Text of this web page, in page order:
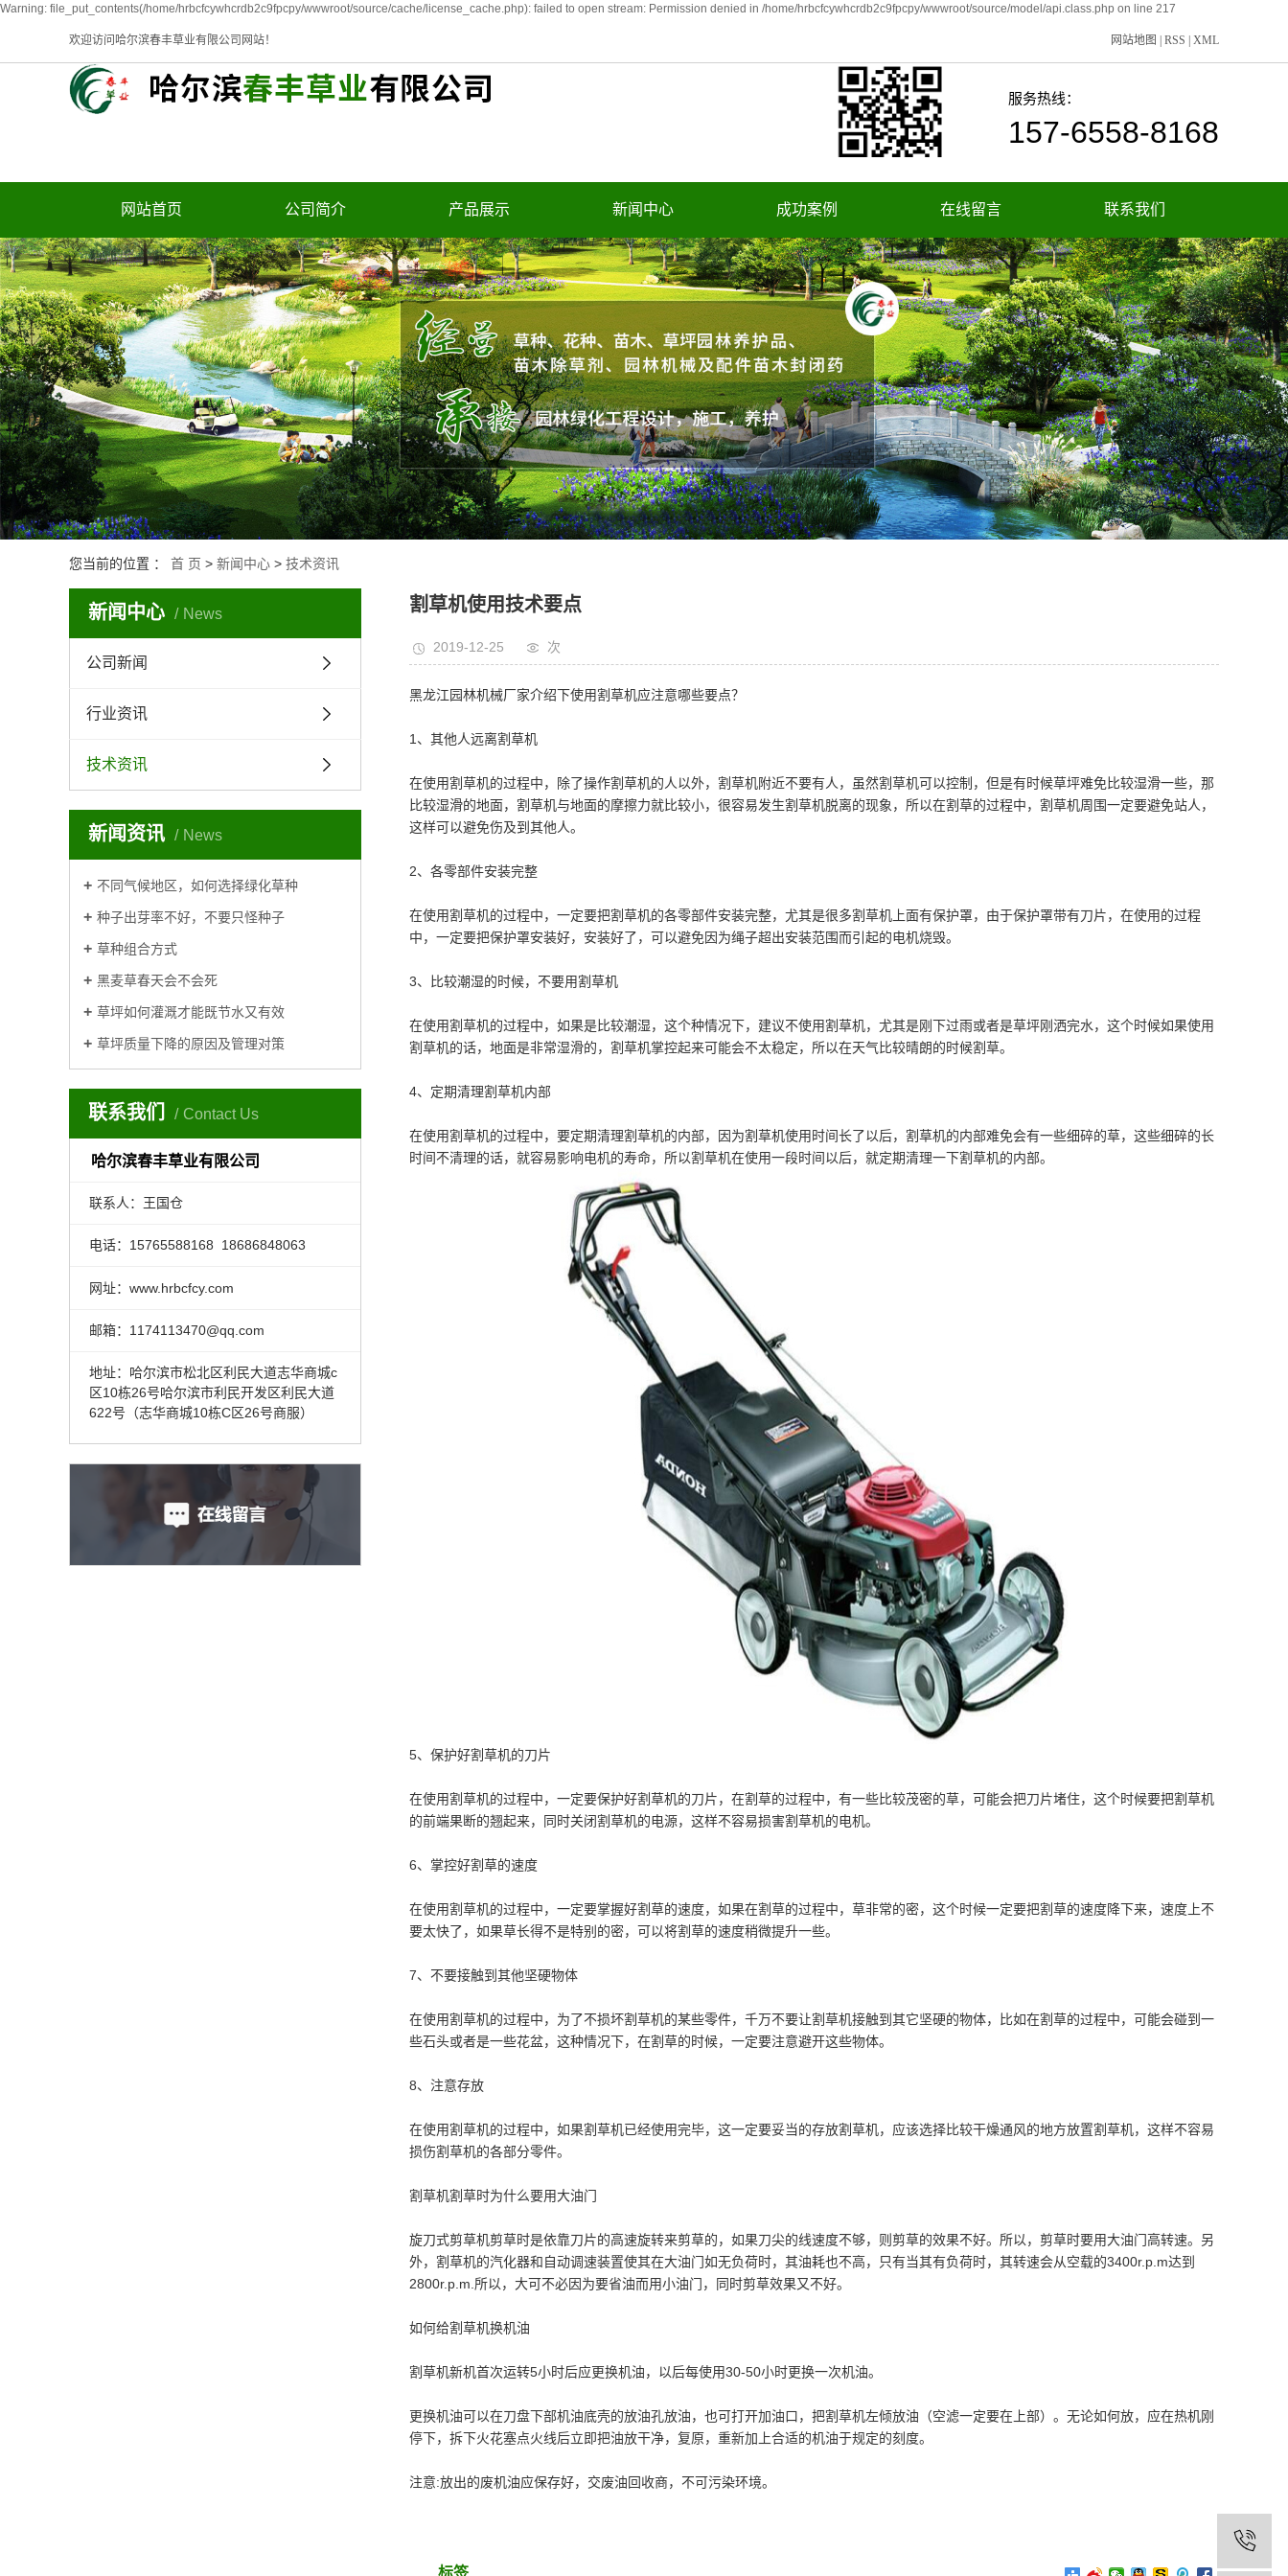
Warning: file_put_contents(/home/hrbcfcywhcrdb2c9fpcpy/wwwroot/source/cache/license_cache.php): failed to open stream: Permission denied in /home/hrbcfcywhcrdb2c9fpcpy/wwwroot/source/model/api.class.php on line 217
欢迎访问哈尔滨春丰草业有限公司网站！ 网站地图 RSS XML
服务热线：
157-6558-8168
网站首页 公司简介
公司简介
产品展示
草种
吹风机
打药机
割草机
灌溉机
绿篱机
配件
水泵
新闻中心
公司新闻
行业资讯
技术资讯
成功案例
案例展示
在线留言 联系我们
您当前的位置 ： 首 页 > 新闻中心 > 技术资讯
新闻中心 News
公司新闻
行业资讯
技术资讯
新闻资讯 News
不同气候地区，如何选择绿化草种
种子出芽率不好，不要只怪种子
草种组合方式
黑麦草春天会不会死
草坪如何灌溉才能既节水又有效
草坪质量下降的原因及管理对策
联系我们 Contact Us
哈尔滨春丰草业有限公司
联系人：王国仓
电话：15765588168 18686848063
网址：www.hrbcfcy.com
邮箱：1174113470@qq.com
地址：哈尔滨市松北区利民大道志华商城c
区10栋26号哈尔滨市利民开发区利民大道
622号（志华商城10栋C区26号商服）
割草机使用技术要点
2019-12-25 次
黑龙江园林机械厂家介绍下使用割草机应注意哪些要点？
1、其他人远离割草机
在使用割草机的过程中，除了操作割草机的人以外，割草机附近不要有人，虽然割草机可以控制，但是有时候草坪难免比较湿滑一些，那
比较湿滑的地面，割草机与地面的摩擦力就比较小，很容易发生割草机脱离的现象，所以在割草的过程中，割草机周围一定要避免站人，
这样可以避免伤及到其他人。
2、各零部件安装完整
在使用割草机的过程中，一定要把割草机的各零部件安装完整，尤其是很多割草机上面有保护罩，由于保护罩带有刀片，在使用的过程
中，一定要把保护罩安装好，安装好了，可以避免因为绳子超出安装范围而引起的电机烧毁。
3、比较潮湿的时候，不要用割草机
在使用割草机的过程中，如果是比较潮湿，这个种情况下，建议不使用割草机，尤其是刚下过雨或者是草坪刚洒完水，这个时候如果使用
割草机的话，地面是非常湿滑的，割草机掌控起来可能会不太稳定，所以在天气比较晴朗的时候割草。
4、定期清理割草机内部
在使用割草机的过程中，要定期清理割草机的内部，因为割草机使用时间长了以后，割草机的内部难免会有一些细碎的草，这些细碎的长
时间不清理的话，就容易影响电机的寿命，所以割草机在使用一段时间以后，就定期清理一下割草机的内部。
5、保护好割草机的刀片
在使用割草机的过程中，一定要保护好割草机的刀片，在割草的过程中，有一些比较茂密的草，可能会把刀片堵住，这个时候要把割草机
的前端果断的翘起来，同时关闭割草机的电源，这样不容易损害割草机的电机。
6、掌控好割草的速度
在使用割草机的过程中，一定要掌握好割草的速度，如果在割草的过程中，草非常的密，这个时候一定要把割草的速度降下来，速度上不
要太快了，如果草长得不是特别的密，可以将割草的速度稍微提升一些。
7、不要接触到其他坚硬物体
在使用割草机的过程中，为了不损坏割草机的某些零件，千万不要让割草机接触到其它坚硬的物体，比如在割草的过程中，可能会碰到一
些石头或者是一些花盆，这种情况下，在割草的时候，一定要注意避开这些物体。
8、注意存放
在使用割草机的过程中，如果割草机已经使用完毕，这一定要妥当的存放割草机，应该选择比较干燥通风的地方放置割草机，这样不容易
损伤割草机的各部分零件。
割草机割草时为什么要用大油门
旋刀式剪草机剪草时是依靠刀片的高速旋转来剪草的，如果刀尖的线速度不够，则剪草的效果不好。所以，剪草时要用大油门高转速。另
外，割草机的汽化器和自动调速装置使其在大油门如无负荷时，其油耗也不高，只有当其有负荷时，其转速会从空载的3400r.p.m达到
2800r.p.m.所以，大可不必因为要省油而用小油门，同时剪草效果又不好。
如何给割草机换机油
割草机新机首次运转5小时后应更换机油，以后每使用30-50小时更换一次机油。
更换机油可以在刀盘下部机油底壳的放油孔放油，也可打开加油口，把割草机左倾放油（空滤一定要在上部）。无论如何放，应在热机刚
停下，拆下火花塞点火线后立即把油放干净，复原，重新加上合适的机油于规定的刻度。
注意:放出的废机油应保存好，交废油回收商，不可污染环境。
标签